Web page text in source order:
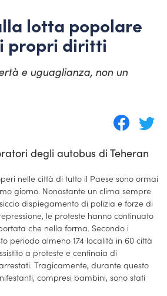
lotta popolare
propri diritti
e uguaglianza, non un
degli autobus di Teheran
nelle città di tutto il Paese sono ormai
giorno. Nonostante un clima sempre
dispiegamento di polizia e forze di
le proteste hanno continuato
che nella forma. Secondo i
periodo almeno 174 località in 60 città
a proteste e centinaia di
Tragicamente, durante questo
compresi bambini, sono stati